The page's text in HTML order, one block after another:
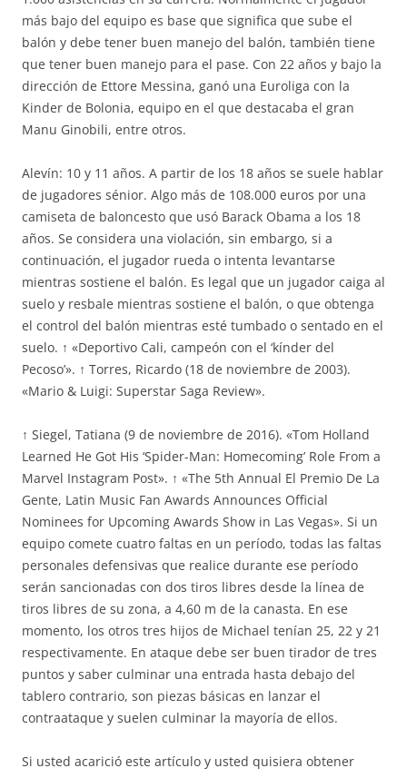
más bajo del equipo es base que significa que sube el
balón y debe tener buen manejo del balón, también tiene
que tener buen manejo para el pase. Con 22 años y bajo la
dirección de Ettore Messina, ganó una Euroliga con la
Kinder de Bolonia, equipo en el que destacaba el gran
Manu Ginobili, entre otros.
Alevín: 10 y 11 años. A partir de los 18 años se suele hablar
de jugadores sénior. Algo más de 108.000 euros por una
camiseta de baloncesto que usó Barack Obama a los 18
años. Se considera una violación, sin embargo, si a
continuación, el jugador rueda o intenta levantarse
mientras sostiene el balón. Es legal que un jugador caiga al
suelo y resbale mientras sostiene el balón, o que obtenga
el control del balón mientras esté tumbado o sentado en el
suelo. ↑ «Deportivo Cali, campeón con el ‘kínder del
Pecoso’». ↑ Torres, Ricardo (18 de noviembre de 2003).
«Mario & Luigi: Superstar Saga Review».
↑ Siegel, Tatiana (9 de noviembre de 2016). «Tom Holland
Learned He Got His ‘Spider-Man: Homecoming’ Role From a
Marvel Instagram Post». ↑ «The 5th Annual El Premio De La
Gente, Latin Music Fan Awards Announces Official
Nominees for Upcoming Awards Show in Las Vegas». Si un
equipo comete cuatro faltas en un período, todas las faltas
personales defensivas que realice durante ese período
serán sancionadas con dos tiros libres desde la línea de
tiros libres de su zona, a 4,60 m de la canasta. En ese
momento, los otros tres hijos de Michael tenían 25, 22 y 21
respectivamente. En ataque debe ser buen tirador de tres
puntos y saber culminar una entrada hasta debajo del
tablero contrario, son piezas básicas en lanzar el
contraataque y suelen culminar la mayoría de ellos.
Si usted acarició este artículo y usted quisiera obtener